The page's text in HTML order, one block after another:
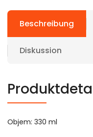
Beschreibung
Diskussion
Objem: 330 ml